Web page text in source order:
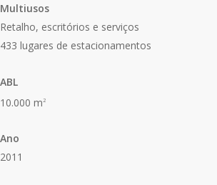
Multiusos
Retalho, escritórios e serviços
433 lugares de estacionamentos
ABL
10.000 m2
Ano
2011
They are
needed for
the
website to